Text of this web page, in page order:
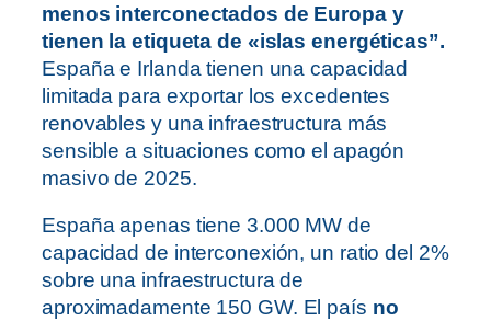
menos interconectados de Europa y
tienen la etiqueta de «islas energéticas”.
España e Irlanda tienen una capacidad
limitada para exportar los excedentes
renovables y una infraestructura más
sensible a situaciones como el apagón
masivo de 2025.
España apenas tiene 3.000 MW de
capacidad de interconexión, un ratio del 2%
sobre una infraestructura de
aproximadamente 150 GW. El país no